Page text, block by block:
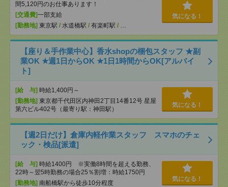
間5,120円のお仕事あります！
[交通費]一部支給
[勤務地] 東京駅 / 水道橋駅 / 有楽町駅 / …
気になる！
【座り＆手作業中心】香水shopの梱包スタッフ ★副
業OK ★週1日からOK ★1日1時間からOK[アルバイ
ト]
[給 与] 時給1,400円～
[勤務地] 東京都千代田区内神田2丁目14番12号 星屋
第六ビル402号（最寄り駅：神田駅）
気になる！
【週2日だけ】倉庫内軽作業スタッフ スマホのチェ
ック・検品[派遣]
[給 与] 時給1400円 ※実働8時間を超える勤務、
22時～翌5時勤務の場合25％割増：時給1750円
[勤務地] 南船橋駅から徒歩10分程度
気になる！